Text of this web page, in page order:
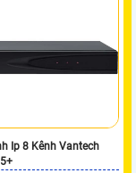
Ip 8 Kênh Vantech